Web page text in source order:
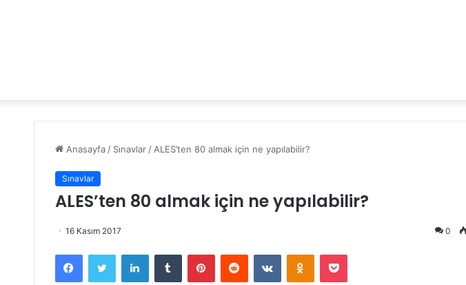
Anasayfa / Sınavlar / ALES’ten 80 almak için ne yapılabilir?
Sınavlar
ALES’ten 80 almak için ne yapılabilir?
16 Kasım 2017 0
Facebook Twitter LinkedIn Tumblr Pinterest Reddit VKontakte Odnoklassniki Pocket